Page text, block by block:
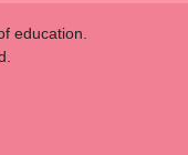
education.